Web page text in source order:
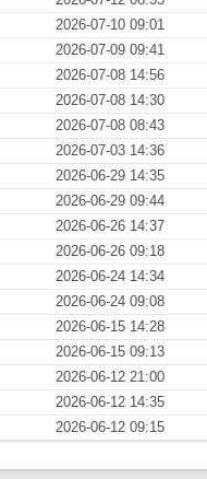
2026-07-10 09:01
2026-07-09 09:41
2026-07-08 14:56
2026-07-08 14:30
2026-07-08 08:43
2026-07-03 14:36
2026-06-29 14:35
2026-06-29 09:44
2026-06-26 14:37
2026-06-26 09:18
2026-06-24 14:34
2026-06-24 09:08
2026-06-15 14:28
2026-06-15 09:13
2026-06-12 21:00
2026-06-12 14:35
2026-06-12 09:15